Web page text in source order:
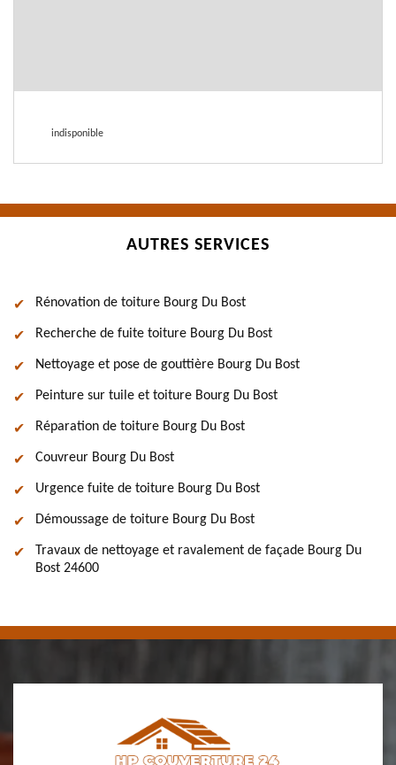
indisponible
AUTRES SERVICES
Rénovation de toiture Bourg Du Bost
Recherche de fuite toiture Bourg Du Bost
Nettoyage et pose de gouttière Bourg Du Bost
Peinture sur tuile et toiture Bourg Du Bost
Réparation de toiture Bourg Du Bost
Couvreur Bourg Du Bost
Urgence fuite de toiture Bourg Du Bost
Démoussage de toiture Bourg Du Bost
Travaux de nettoyage et ravalement de façade Bourg Du
Bost 24600